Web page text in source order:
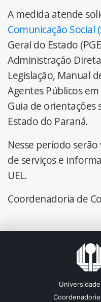
A medida atende
Comunicação Social
Geral do Estado
Administração
Legislação, Manual
Agentes Públicos
Guia de orientações
Estado do Paraná.
Nesse período
de serviços e
UEL.
Coordenadoria de